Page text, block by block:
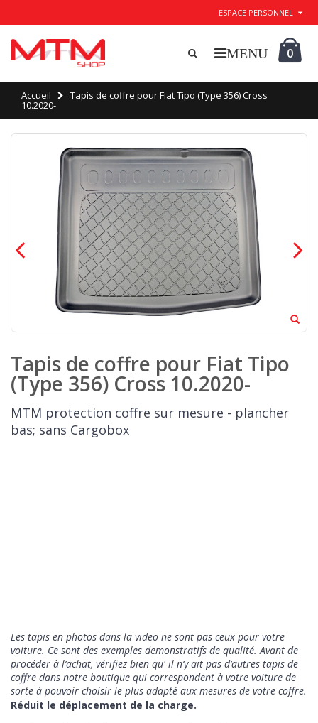
ESPACE PERSONNEL
0
Accueil Tapis de coffre pour Fiat Tipo (Type 356) Cross
10.2020-
Tapis de coffre pour Fiat Tipo
(Type 356) Cross 10.2020-
MTM protection coffre sur mesure - plancher
bas; sans Cargobox
Les tapis en photos dans la video ne sont pas ceux pour votre
voiture. Ce sont des exemples demonstratifs de qualité. Avant de
procéder à l’achat, vérifiez bien qu' il n’y ait pas d’autres tapis de
coffre dans notre boutique qui correspondent à votre voiture de
sorte à pouvoir choisir le plus adapté aux mesures de votre coffre.
Réduit le déplacement de la charge.